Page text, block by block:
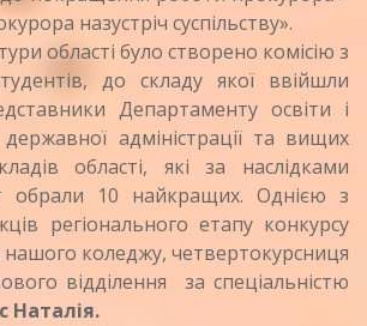
назустріч суспільству».
області було створено комісію з
до складу якої ввійшли
Департаменту освіти і
адміністрації та вищих
області, які за наслідками
обрали 10 найкращих. Однією з
регіонального етапу конкурсу
нашого коледжу, четвертокурсниця
відділення за спеціальністю
Наталія.